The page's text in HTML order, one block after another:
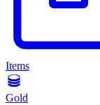
Items
Gold